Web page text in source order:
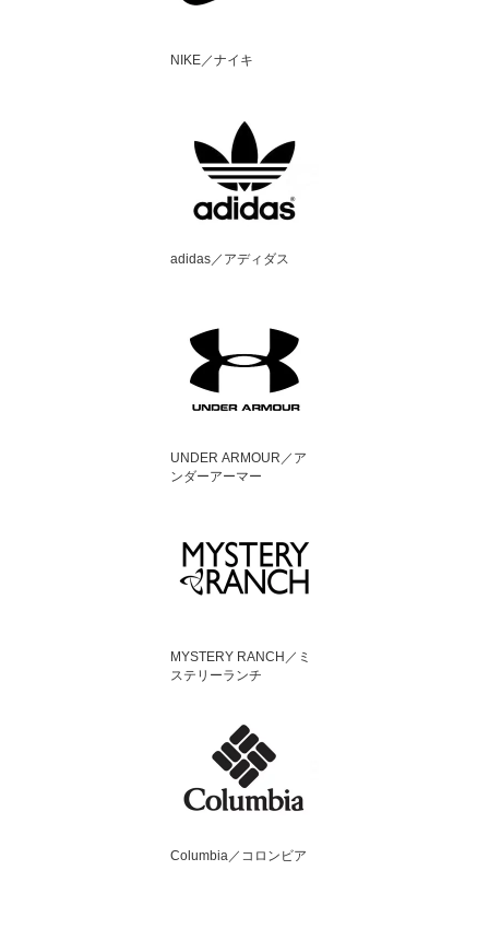
NIKE／ナイキ
adidas／アディダス
UNDER ARMOUR／ア
ンダーアーマー
MYSTERY RANCH／ミ
ステリーランチ
Columbia／コロンビア